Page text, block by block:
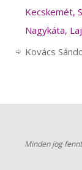
Kecskemét,
Nagykáta,
Kovács
Minden jog